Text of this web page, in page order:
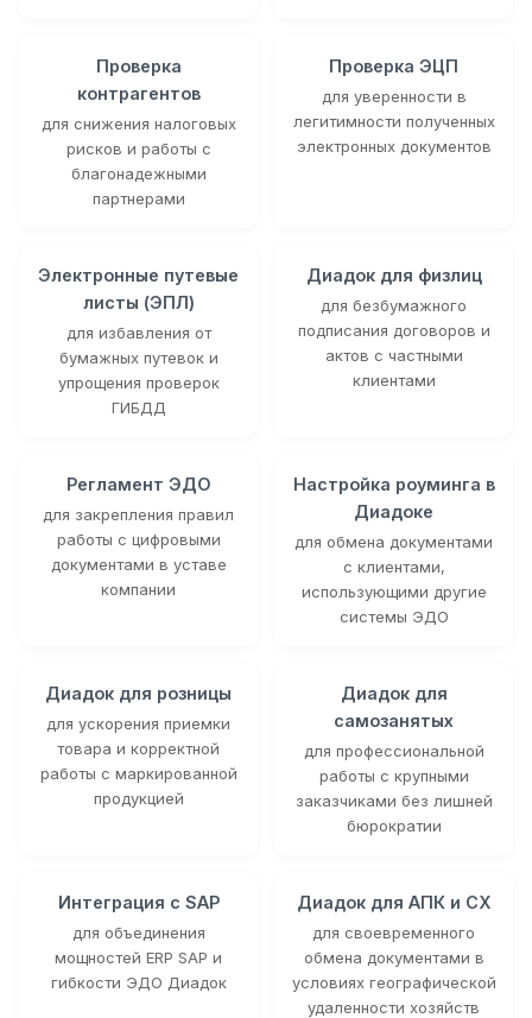
Проверка
контрагентов
для снижения налоговых
рисков и работы с
благонадежными
партнерами
Проверка ЭЦП
для уверенности в
легитимности полученных
электронных документов
Электронные путевые
листы (ЭПЛ)
для избавления от
бумажных путевок и
упрощения проверок
ГИБДД
Диадок для физлиц
для безбумажного
подписания договоров и
актов с частными
клиентами
Регламент ЭДО
для закрепления правил
работы с цифровыми
документами в уставе
компании
Настройка роуминга в
Диадоке
для обмена документами
с клиентами,
использующими другие
системы ЭДО
Диадок для розницы
для ускорения приемки
товара и корректной
работы с маркированной
продукцией
Диадок для
самозанятых
для профессиональной
работы с крупными
заказчиками без лишней
бюрократии
Интеграция с SAP
для объединения
мощностей ERP SAP и
гибкости ЭДО Диадок
Диадок для АПК и СХ
для своевременного
обмена документами в
условиях географической
удаленности хозяйств